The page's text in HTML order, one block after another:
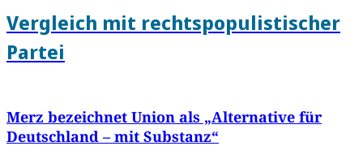
Vergleich mit rechtspopulistischer
Partei
Merz bezeichnet Union als „Alternative für
Deutschland – mit Substanz“